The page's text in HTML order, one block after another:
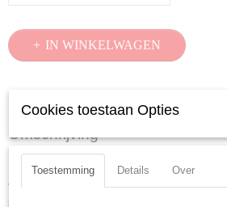
IN WINKELWAGEN
Specificaties
90 29 02
Omschrijving
Voor het knippen van koppelingsbuizen ? 12,0
Cookies toestaan Opties
Toestemming Details Over